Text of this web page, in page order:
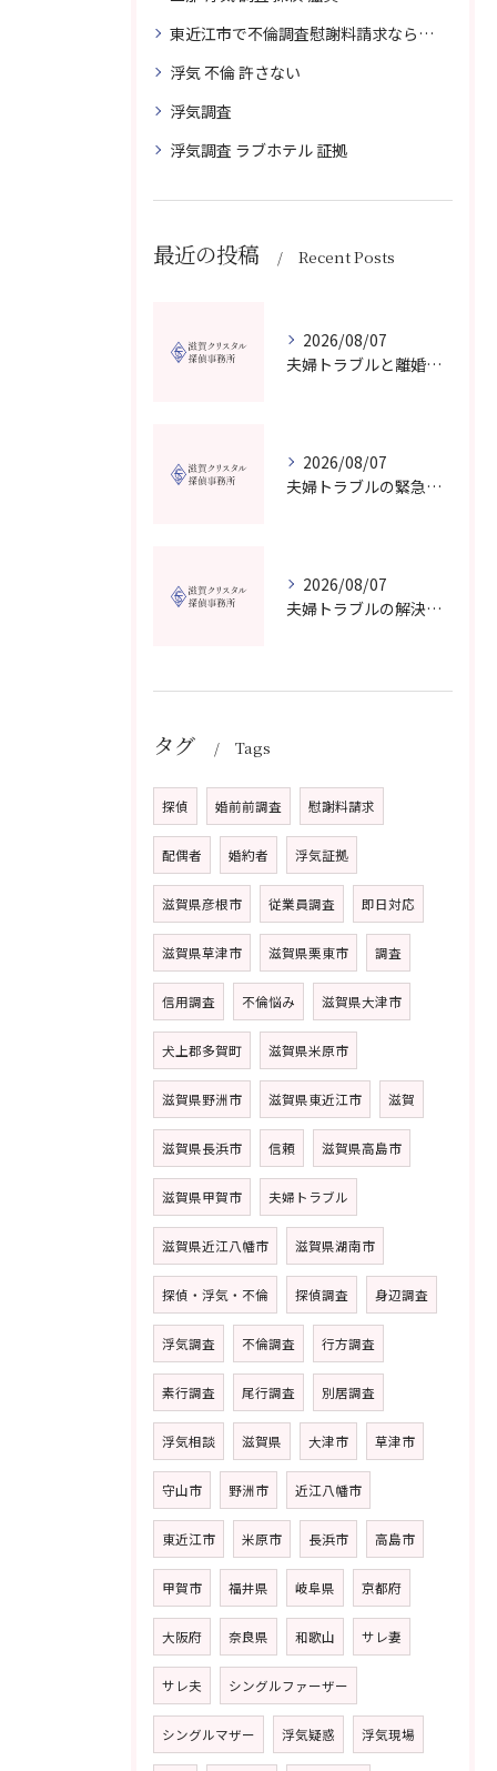
東近江市で不倫調査慰謝料請求なら滋賀クリスタル探偵事務所へご相談
浮気 不倫 許さない
浮気調査
浮気調査 ラブホテル 証拠
最近の投稿 Recent Posts
2026/08/07
夫婦トラブルと離婚相談を滋賀県野洲市で費用や無料窓口の選び方まで詳しく解説
2026/08/07
夫婦トラブルの緊急相談を滋賀県甲賀市で今すぐ受けるための信頼できる窓口選びガイド
2026/08/07
夫婦トラブルの解決に役立つカウンセリングと滋賀県近江八幡市で相談先を選ぶコツ
タグ Tags
探偵 婚前前調査 慰謝料請求
配偶者 婚約者 浮気証拠
滋賀県彦根市 従業員調査 即日対応
滋賀県草津市 滋賀県栗東市 調査
信用調査 不倫悩み 滋賀県大津市
犬上郡多賀町 滋賀県米原市
滋賀県野洲市 滋賀県東近江市 滋賀
滋賀県長浜市 信頼 滋賀県高島市
滋賀県甲賀市 夫婦トラブル
滋賀県近江八幡市 滋賀県湖南市
探偵・浮気・不倫 探偵調査 身辺調査
浮気調査 不倫調査 行方調査
素行調査 尾行調査 別居調査
浮気相談 滋賀県 大津市 草津市
守山市 野洲市 近江八幡市
東近江市 米原市 長浜市 高島市
甲賀市 福井県 岐阜県 京都府
大阪府 奈良県 和歌山 サレ妻
サレ夫 シングルファーザー
シングルマザー 浮気疑惑 浮気現場